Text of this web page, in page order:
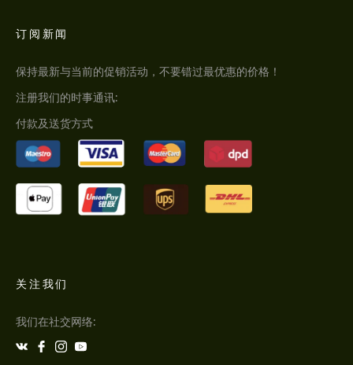
订阅新闻
保持最新与当前的促销活动，不要错过最优惠的价格！
注册我们的时事通讯:
付款及送货方式
关注我们
我们在社交网络: